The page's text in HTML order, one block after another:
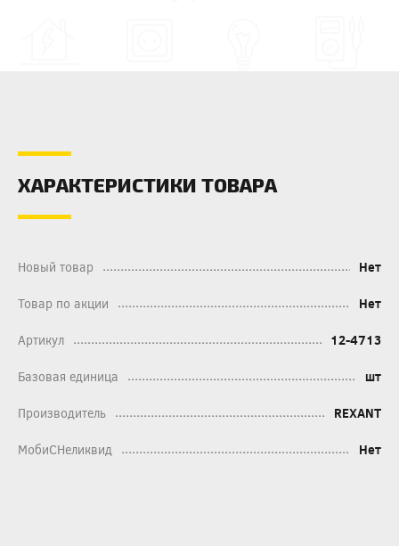
ХАРАКТЕРИСТИКИ ТОВАРА
Новый товар Нет
Товар по акции Нет
Артикул 12-4713
Базовая единица шт
Производитель REXANT
МобиСНеликвид Нет